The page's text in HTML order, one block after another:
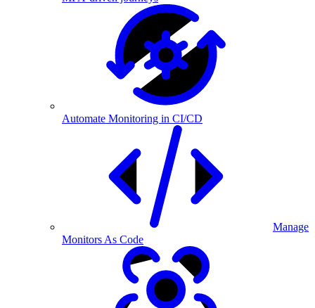
Automate Monitoring in CI/CD
Manage
Monitors As Code